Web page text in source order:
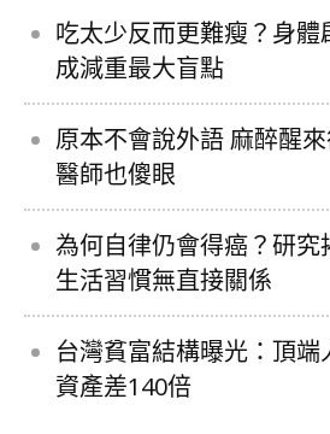
吃太少反而更難瘦？身體
成減重最大盲點
原本不會說外語 麻醉醒來
醫師也傻眼
為何自律仍會得癌？研究
生活習慣無直接關係
台灣貧富結構曝光：頂
資產差140倍